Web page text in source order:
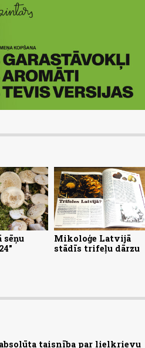
Mikoloģe Latvijā
stādīs trifeļu dārzu
taisnība par lielkrievu